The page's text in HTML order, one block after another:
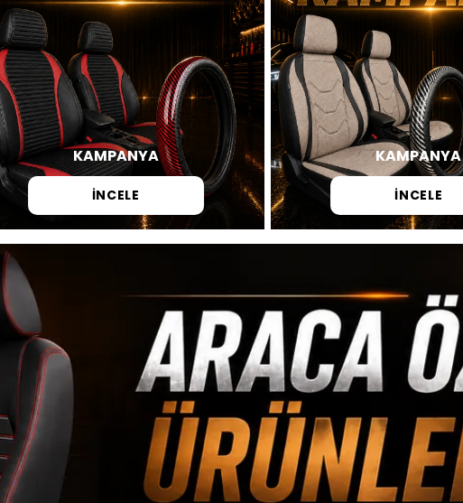
KAMPANYA
İNCELE
KAMPANYA
İNCELE